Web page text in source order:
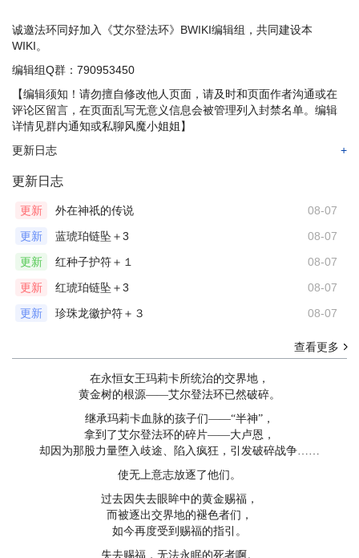
诚邀法环同好加入《艾尔登法环》BWIKI编辑组，共同建设本
WIKI。
编辑组Q群：790953450
【编辑须知！请勿擅自修改他人页面，请及时和页面作者沟通或在
评论区留言，在页面乱写无意义信息会被管理列入封禁名单。编辑
详情见群内通知或私聊风魔小姐姐】
更新日志
+
更新日志
更新 外在神祇的传说
08-07
更新
蓝琥珀链坠＋3
08-07
更新
红种子护符＋１
08-07
更新
红琥珀链坠＋3
08-07
更新
珍珠龙徽护符＋３ 08-07
查看更多
在永恒女王玛莉卡所统治的交界地，
黄金树的根源——艾尔登法环已然破碎。
继承玛莉卡血脉的孩子们——“半神”，
拿到了艾尔登法环的碎片——大卢恩，
却因为那股力量堕入歧途、陷入疯狂，引发破碎战争……
使无上意志放逐了他们。
过去因失去眼眸中的黄金赐福，
而被逐出交界地的褪色者们，
如今再度受到赐福的指引。
失去赐福，无法永眠的死者啊。